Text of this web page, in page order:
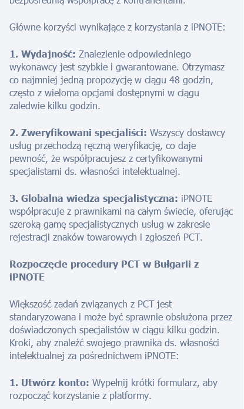
Główne korzyści wynikające z korzystania z iPNOTE:
1. Wydajność: Znalezienie odpowiedniego
wykonawcy jest szybkie i gwarantowane. Otrzymasz
co najmniej jedną propozycję w ciągu 48 godzin,
często z wieloma opcjami dostępnymi w ciągu
zaledwie kilku godzin.
2. Zweryfikowani specjaliści: Wszyscy dostawcy
usług przechodzą ręczną weryfikację, co daje
pewność, że współpracujesz z certyfikowanymi
specjalistami ds. własności intelektualnej.
3. Globalna wiedza specjalistyczna: iPNOTE
współpracuje z prawnikami na całym świecie, oferując
szeroką gamę specjalistycznych usług w zakresie
rejestracji znaków towarowych i zgłoszeń PCT.
Rozpoczęcie procedury PCT w Bułgarii z
iPNOTE
Większość zadań związanych z PCT jest
standaryzowana i może być sprawnie obsłużona przez
doświadczonych specjalistów w ciągu kilku godzin.
Kroki, aby znaleźć swojego prawnika ds. własności
intelektualnej za pośrednictwem iPNOTE:
1. Utwórz konto: Wypełnij krótki formularz, aby
rozpocząć korzystanie z platformy.